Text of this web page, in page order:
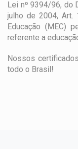
Lei nº 9394/96, do
julho de 2004, Art.
Educação (MEC)
referente a
Nossos
todo o Brasil!